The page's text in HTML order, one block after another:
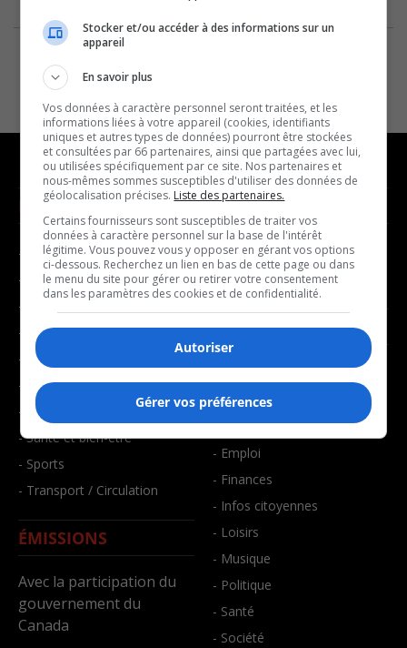
NOUVELLES
- Affaires municipales
- Communauté / Social
- Culture
- Économie
- Éducation
- Environnement
- Faits divers
- Santé et bien-être
- Sports
- Transport / Circulation
ÉMISSIONS
Avec la participation du
gouvernement du
Canada
MUSIQUE
- Décompte franco
- Joué récemment
BALADOS
- Art de vivre
- Bien-être
- Emploi
- Finances
- Infos citoyennes
- Loisirs
- Musique
- Politique
- Santé
- Société
Stocker et/ou accéder à des informations sur un
appareil
En savoir plus
Vos données à caractère personnel seront traitées, et les
informations liées à votre appareil (cookies, identifiants
uniques et autres types de données) pourront être stockées
et consultées par 66 partenaires, ainsi que partagées avec lui,
ou utilisées spécifiquement par ce site. Nos partenaires et
nous-mêmes sommes susceptibles d'utiliser des données de
géolocalisation précises. Liste des partenaires.
Certains fournisseurs sont susceptibles de traiter vos
données à caractère personnel sur la base de l'intérêt
légitime. Vous pouvez vous y opposer en gérant vos options
ci-dessous. Recherchez un lien en bas de cette page ou dans
le menu du site pour gérer ou retirer votre consentement
dans les paramètres des cookies et de confidentialité.
Autoriser
Gérer vos préférences